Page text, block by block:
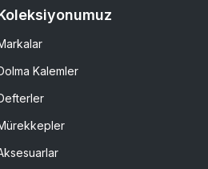
Kalemler